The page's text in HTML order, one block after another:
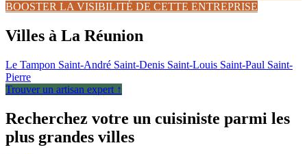
BOOSTER LA VISIBILITÉ DE CETTE ENTREPRISE
Villes à La Réunion
Le Tampon Saint-André Saint-Denis Saint-Louis Saint-Paul Saint-
Pierre
Trouver un artisan expert ↑
Recherchez votre un cuisiniste parmi les
plus grandes villes